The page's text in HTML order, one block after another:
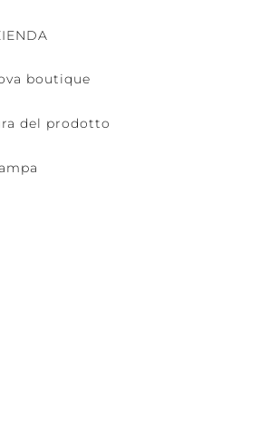
boutique
del prodotto